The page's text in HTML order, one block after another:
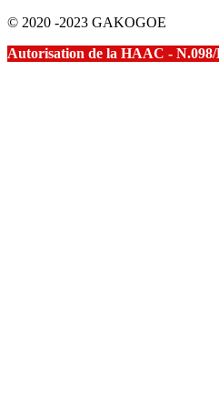
© 2020 -2023 GAKOGOE
Autorisation de la HAAC -